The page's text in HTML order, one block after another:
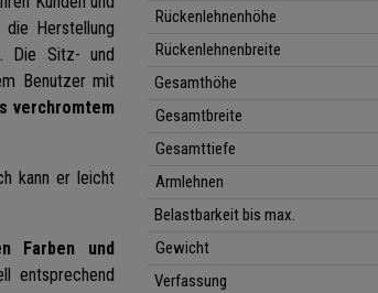
Herstellung
Die Sitz- und
Benutzer mit
verchromtem
kann erleicht
Farben und
entsprechend
Rückenlehnenhöhe
Rückenlehnenbreite
Gesamthöhe
Gesamtbreite
Gesamttiefe
Armlehnen
Belastbarkeit bis max.
Gewicht
Verfassung